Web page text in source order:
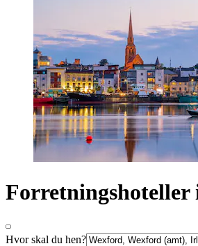
Forretningshoteller
Hvor skal du hen?